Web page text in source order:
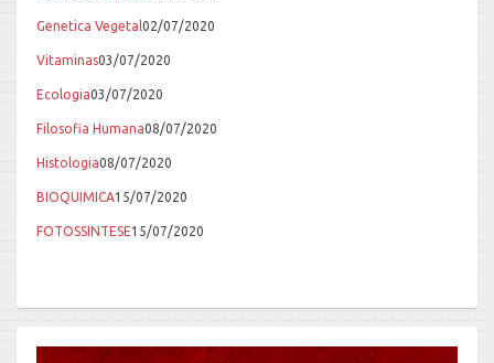
Genetica Vegetal02/07/2020
Vitaminas03/07/2020
Ecologia03/07/2020
Filosofia Humana08/07/2020
Histologia08/07/2020
BIOQUIMICA15/07/2020
FOTOSSINTESE15/07/2020